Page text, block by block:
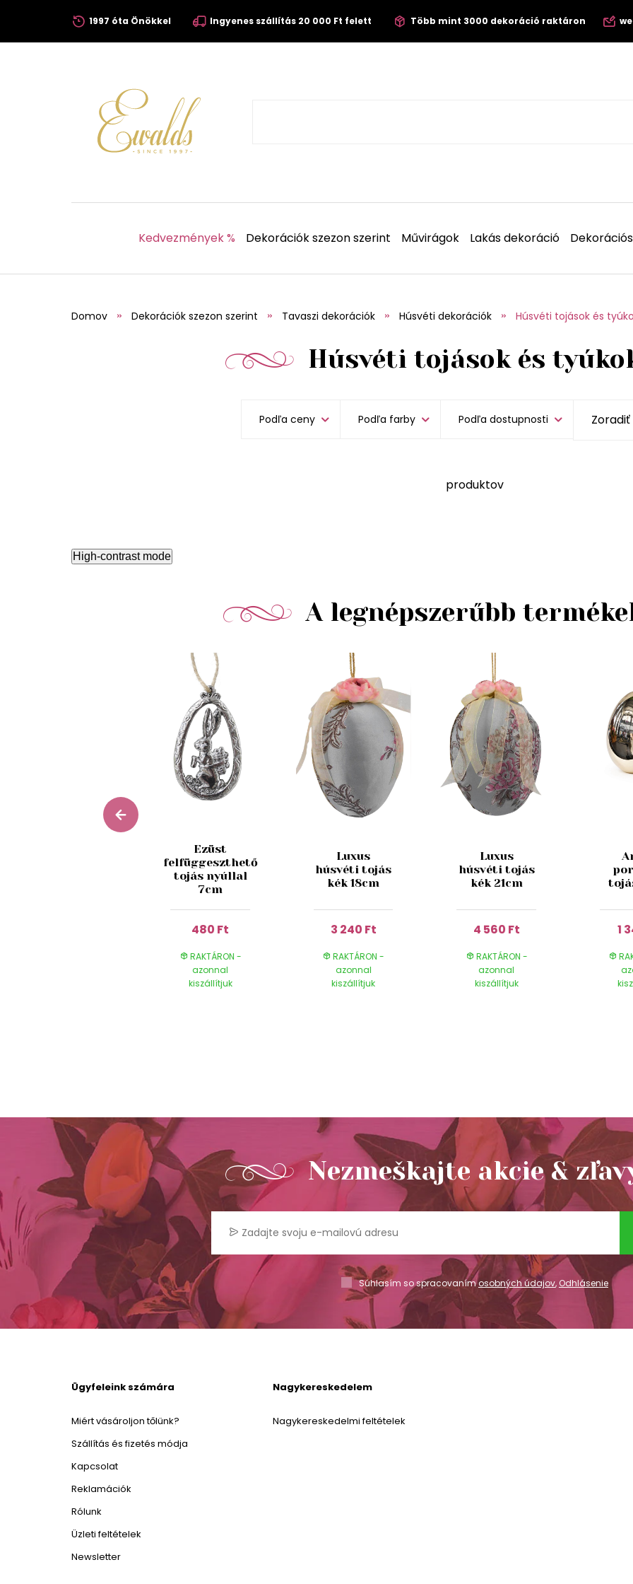
1997 óta Önökkel Ingyenes szállítás 20 000 Ft felett Több mint 3000 dekoráció raktáron
Kedvezmények % Dekorációk szezon szerint Művirágok Lakás dekoráció
Domov Dekorációk szezon szerint Tavaszi dekorációk Húsvéti dekorációk Húsvéti tojások és
Húsvéti tojások és
Podľa ceny Podľa farby Podľa dostupnosti
produktov
High-contrast mode
A legnépszerűbb
Ezüst
felfüggeszthető
tojás nyúllal
7cm
480 Ft
RAKTÁRON -
azonnal
kiszállítjuk
Luxus
húsvéti tojás
kék 18cm
3 240 Ft
RAKTÁRON -
azonnal
kiszállítjuk
Luxus
húsvéti tojás
kék 21cm
4 560 Ft
RAKTÁRON -
azonnal
kiszállítjuk
1
Nezmeškajte akcie &
Súhlasím so spracovanímosobných údajov,Odhlásenie
Ügyfeleink számára
Miért vásároljon tőlünk?
Szállítás és fizetés módja
Kapcsolat
Reklamációk
Rólunk
Üzleti feltételek
Newsletter
Nagykereskedelem
Nagykereskedelmi feltételek